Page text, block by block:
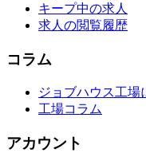
キープ中の求人
求人の閲覧履歴
コラム
ジョブハウス工場
工場コラム
アカウント